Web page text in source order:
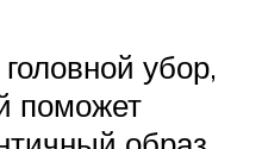
убор,
поможет